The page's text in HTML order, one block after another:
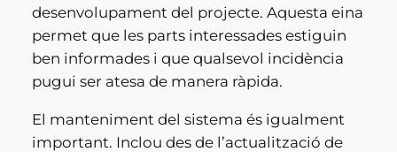
desenvolupament del projecte. Aquesta eina
permet que les parts interessades estiguin
ben informades i que qualsevol incidència
pugui ser atesa de manera ràpida.
El manteniment del sistema és igualment
important. Inclou des de l’actualització de